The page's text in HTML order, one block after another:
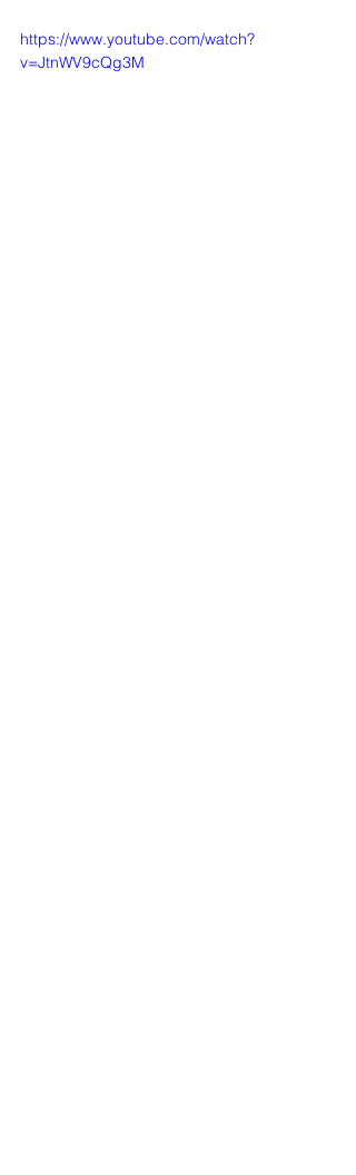
https://www.youtube.com/watch?
v=JtnWV9cQg3M